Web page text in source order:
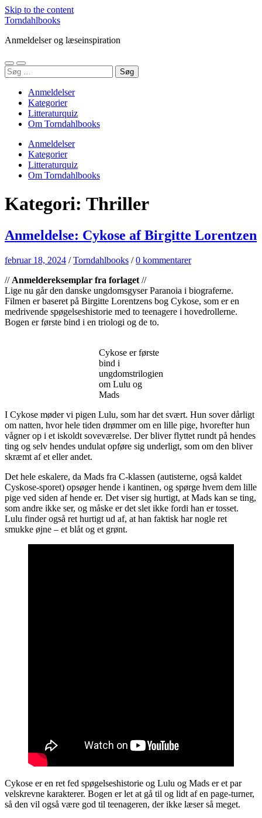
Skip to the content
Torndahlbooks
Anmeldelser og læseinspiration
Toggle
mobile
Toggle
search
Søg
efter:
Anmeldelser
Kategorier
Litteraturquiz
Om Torndahlbooks
Anmeldelser
Kategorier
Litteraturquiz
Om Torndahlbooks
Kategori: Thriller
Anmeldelse: Cykose af Birgitte Lorentzen
februar 18, 2024 /Torndahlbooks /0 kommentarer
// Anmeldereksemplar fra forlaget //
Lige nu går den danske ungdomsgyser Paranoia i biograferne.
Filmen er baseret på Birgitte Lorentzens bog Cykose, som er en
medrivende spøgelseshistorie med to teenagere i hovedrollerne.
Bogen er første bind i en triologi og de to.
Cykose er første
bind i
ungdomstrilogien
om Lulu og
Mads
I Cykose møder vi pigen Lulu, som har det svært. Hun sover dårligt
om natten, hvor hele tiden drømmer om en lille pige, hvorefter hun
vågner op i et iskoldt soveværelse. Der bliver flyttet rundt på hendes
ting og selv hendes undulat opføre sig underligt, som om den bliver
skræmt af et eller andet.
Det hele eskalere, da Mads fra C-klassen (autisterne, også kaldet
Cyskose-sporet) opsøger hende i kantinen, og spørge hvem dem lille
pige ved siden af hende er. Det viser sig hurtigt, at Mads kan se ting,
som andre ikke ser, og måske er det slet ikke fordi han er tosset.
Lulu finder også ret hurtigt ud af, at han faktisk har nogle ret
smukke øjne – et blåt og et grønt.
Cykose er en ret fed spøgelseshistorie og Lulu og Mads er et par
velskrevne karakterer. Bogen er let at gå til og lidt af en page-turner,
så den vil også være god til teenageren, der ikke læser så meget.